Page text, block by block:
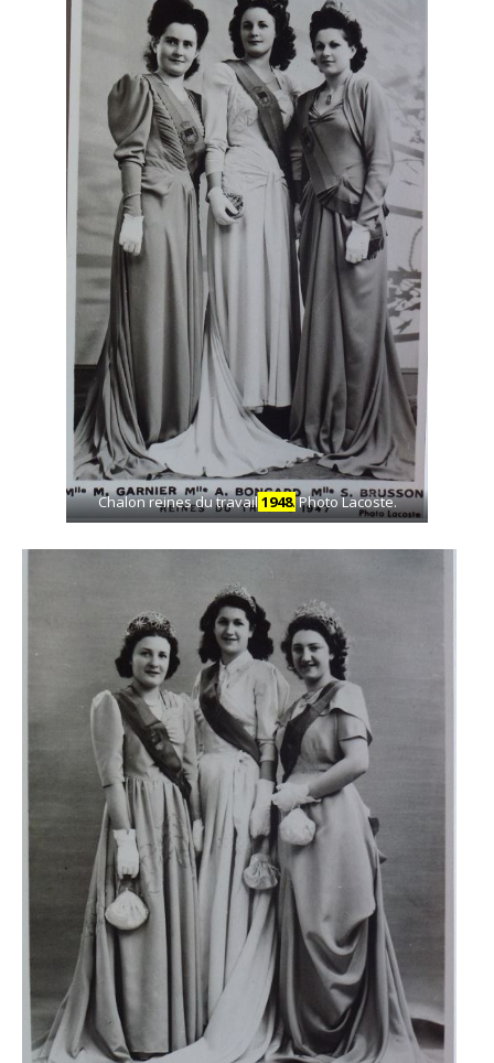
Chalon reines du travail1948.Photo Lacoste.